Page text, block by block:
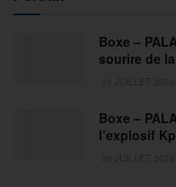
Boxe –
sourire de
Boxe –
l’explosif